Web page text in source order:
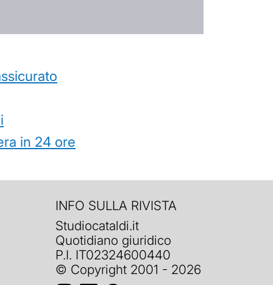
in 24 ore
INFO SULLA RIVISTA
Studiocataldi.it
Quotidiano giuridico
P.I. IT02324600440
© Copyright 2001 - 2026